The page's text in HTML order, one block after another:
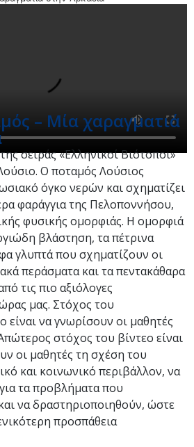
– Μία χαραγματιά
σειράς «Ελληνικοί Βιότοποι»
Ο ποταμός Λούσιος
όγκο νερών και σχηματίζει
φαράγγια της Πελοποννήσου,
φυσικής ομορφιάς. Η ομορφιά
βλάστηση, τα πέτρινα
γλυπτά που σχηματίζουν οι
περάσματα και τα πεντακάθαρα
τις πιο αξιόλογες
μας. Στόχος του
είναι να γνωρίσουν οι μαθητές
στόχος του βίντεο είναι
οι μαθητές τη σχέση του
και κοινωνικό περιβάλλον, να
τα προβλήματα που
να δραστηριοποιηθούν, ώστε
προσπάθεια